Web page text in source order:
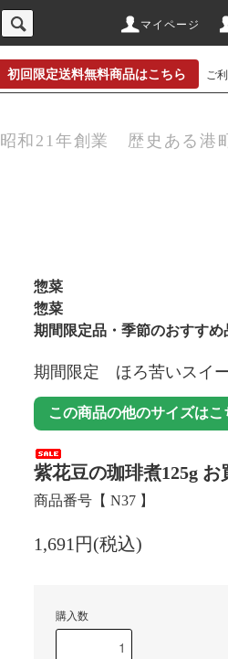
マイページ
初回限定送料無料商品はこちら ご
昭和21年創業 歴史ある港
惣菜
惣菜
期間限定品・季節のおすすめ
期間限定 ほろ苦いスイ
この商品の他のサイズはこ
紫花豆の珈琲煮125g お
商品番号【 N37 】
1,691円(税込)
購入数